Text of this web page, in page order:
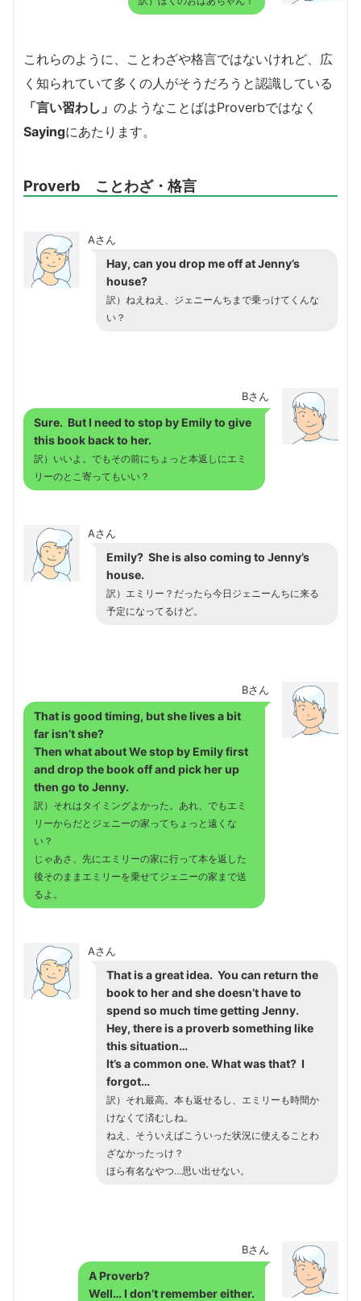
これらのように、ことわざや格言ではないけれど、広
く知られていて多くの人がそうだろうと認識している
「言い習わし」 のようなことばはProverbではなく
Sayingにあたります。
Proverb ことわざ・格言
Aさん
Hay, can you drop me off at Jenny’s
house?
訳）ねえねえ、ジェニーんちまで乗っけてくんな
い？
Bさん
Sure. But I need to stop by Emily to give
this book back to her.
訳）いいよ。でもその前にちょっと本返しにエミ
リーのとこ寄ってもいい？
Aさん
Emily? She is also coming to Jenny’s
house.
訳）エミリー？だったら今日ジェニーんちに来る
予定になってるけど。
Bさん
That is good timing, but she lives a bit
far isn’t she?
Then what about We stop by Emily first
and drop the book off and pick her up
then go to Jenny.
訳）それはタイミングよかった。あれ、でもエミ
リーからだとジェニーの家ってちょっと遠くな
い？
じゃあさ、先にエミリーの家に行って本を返した
後そのままエミリーを乗せてジェニーの家まで送
るよ。
Aさん
That is a great idea. You can return the
book to her and she doesn’t have to
spend so much time getting Jenny.
Hey, there is a proverb something like
this situation…
It’s a common one. What was that? I
forgot…
訳）それ最高。本も返せるし、エミリーも時間か
けなくて済むしね。
ねえ、そういえばこういった状況に使えることわ
ざなかったっけ？
ほら有名なやつ…思い出せない。
Bさん
A Proverb?
Well… I don’t remember either.